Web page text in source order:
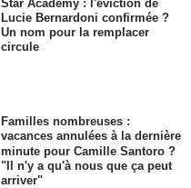
Star Academy : l'éviction de
Lucie Bernardoni confirmée ?
Un nom pour la remplacer
circule
Familles nombreuses :
vacances annulées à la dernière
minute pour Camille Santoro ?
"Il n'y a qu'à nous que ça peut
arriver"